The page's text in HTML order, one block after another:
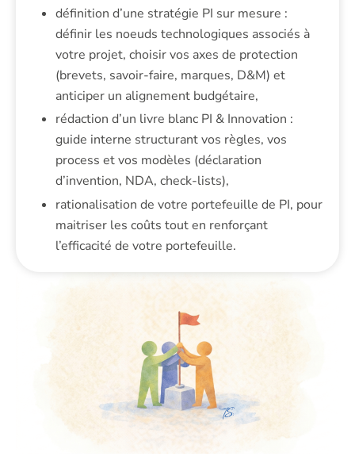
définition d’une stratégie PI sur mesure :
définir les noeuds technologiques associés à
votre projet, choisir vos axes de protection
(brevets, savoir-faire, marques, D&M) et
anticiper un alignement budgétaire,
rédaction d’un livre blanc PI & Innovation :
guide interne structurant vos règles, vos
process et vos modèles (déclaration
d’invention, NDA, check-lists),
rationalisation de votre portefeuille de PI, pour
maitriser les coûts tout en renforçant
l’efficacité de votre portefeuille.